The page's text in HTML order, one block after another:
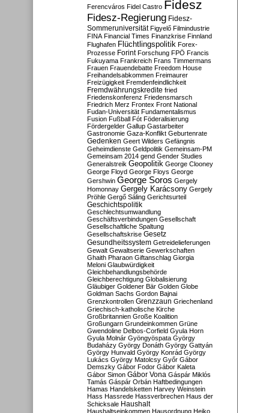
Ferencváros Fidel Castro Fidesz
Fidesz-Regierung Fidesz-
Sommeruniversität Figyelő Filmindustrie
FINA Financial Times Finanzkrise Finnland
Flughafen Flüchtlingspolitik Forex-
Prozesse Forint Forschung FPÖ Francis
Fukuyama Frankreich Frans Timmermans
Frauen Frauendebatte Freedom House
Freihandelsabkommen Freimaurer
Freizügigkeit Fremdenfeindlichkeit
Fremdwährungskredite fried
Friedenskonferenz Friedensmarsch
Friedrich Merz Frontex Front National
Fudan-Universität Fundamentalismus
Fusion Fußball Fót Föderalisierung
Fördergelder Gallup Gastarbeiter
Gastronomie Gaza-Konflikt Geburtenrate
Gedenken Geert Wilders Gefängnis
Geheimdienste Geldpolitik Gemeinsam-PM
Gemeinsam 2014 gend Gender Studies
Generalstreik Geopolitik George Clooney
George Floyd George Floys George
Gershwin George Soros Gergely
Homonnay Gergely Karácsony Gergely
Pröhle Gergő Sáling Gerichtsurteil
Geschichtspolitik
Geschlechtsumwandlung
Geschäftsverbindungen Gesellschaft
Gesellschaftliche Spaltung
Gesellschaftskrise Gesetz
Gesundheitssystem Getreidelieferungen
Gewalt Gewaltserie Gewerkschaften
Ghaith Pharaon Giftanschlag Giorgia
Meloni Glaubwürdigkeit
Gleichbehandlungsbehörde
Gleichberechtigung Globalisierung
Gläubiger Goldener Bär Golden Globe
Goldman Sachs Gordon Bajnai
Grenzkontrollen Grenzzaun Griechenland
Griechisch-katholische Kirche
Großbritannien Große Koalition
Großungarn Grundeinkommen Grüne
Gwendoline Delbos-Corfield Gyula Horn
Gyula Molnár Gyöngyöspata György
Budaházy György Donáth György Gattyán
György Hunvald György Konrád György
Lukács György Matolcsy Győr Gábor
Demszky Gábor Fodor Gábor Kaleta
Gábor Simon Gábor Vona Gáspár Miklós
Tamás Gáspár Orbán Haftbedingungen
Hamas Handelsketten Harvey Weinstein
Hass Hassrede Hassverbrechen Haus der
Schicksale Haushalt
Haushaltseinkommen Hausordnung Heiko